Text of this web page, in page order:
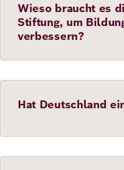
Wieso braucht es
Stiftung, um
verbessern?
Hat Deutschland